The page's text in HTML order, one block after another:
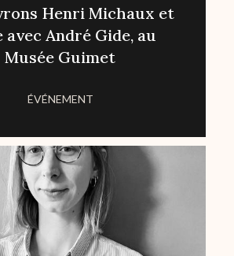
Henri Michaux et
avec André Gide, au
Musée Guimet
ÉVÉNEMENT